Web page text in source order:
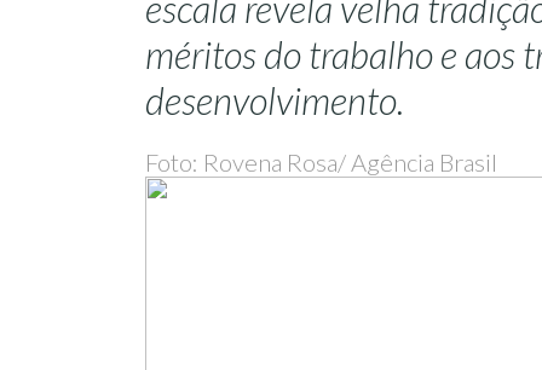
méritos do trabalho e aos
desenvolvimento.
Foto: Rovena Rosa/ Agência Brasil